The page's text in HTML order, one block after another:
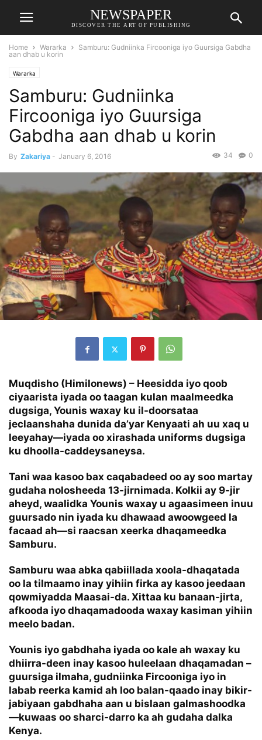
NEWSPAPER
DISCOVER THE ART OF PUBLISHING
Home Wararka
Samburu: Gudniinka Fircooniga iyo Guursiga Gabdha
aan dhab u korin
Wararka
Samburu: Gudniinka
Fircooniga iyo Guursiga
Gabdha aan dhab u korin
By Zakariya - January 6, 2016 0
34
Muqdisho (Himilonews) – Heesidda iyo qoob
ciyaarista iyada oo taagan kulan maalmeedka
dugsiga, Younis waxay ku il-doorsataa
jeclaanshaha dunida da’yar Kenyaati ah uu xaq u
leeyahay—iyada oo xirashada uniforms dugsiga
ku dhoolla-caddeysaneysa.
Tani waa kasoo bax caqabadeed oo ay soo martay
gudaha nolosheeda 13-jirnimada. Kolkii ay 9-jir
aheyd, waalidka Younis waxay u agaasimeen inuu
guursado nin iyada ku dhawaad awoowgeed la
facaad ah—si raacsan xeerka dhaqameedka
Samburu.
Samburu waa abka qabiillada xoola-dhaqatada
oo la tilmaamo inay yihiin firka ay kasoo jeedaan
qowmiyadda Maasai-da. Xittaa ku banaan-jirta,
afkooda iyo dhaqamadooda waxay kasiman yihiin
meelo badan.
Younis iyo gabdhaha iyada oo kale ah waxay ku
dhiirra-deen inay kasoo huleelaan dhaqamadan –
guursiga ilmaha, gudniinka Fircooniga iyo in
labab reerka kamid ah loo balan-qaado inay bikir-
jabiyaan gabdhaha aan u bislaan galmashoodka
—kuwaas oo sharci-darro ka ah gudaha dalka
Kenya.